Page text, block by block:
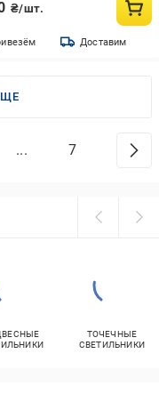
₴/шт.
Доставим
... 7
ТОЧЕЧНЫЕ
СВЕТИЛЬНИКИ